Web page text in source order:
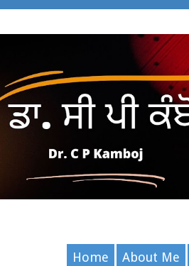
Home About Me